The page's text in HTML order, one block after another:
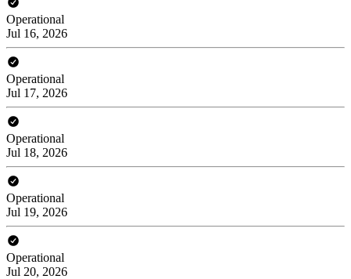
Operational
Jul 16, 2026
Operational
Jul 17, 2026
Operational
Jul 18, 2026
Operational
Jul 19, 2026
Operational
Jul 20, 2026